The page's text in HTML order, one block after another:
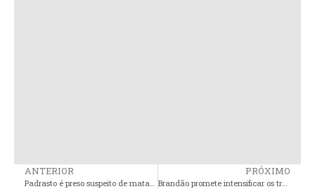
ANTERIOR PRÓXIMO
Brandão promete intensificar os trabalhos na MA-014, na Baixada Maranhense